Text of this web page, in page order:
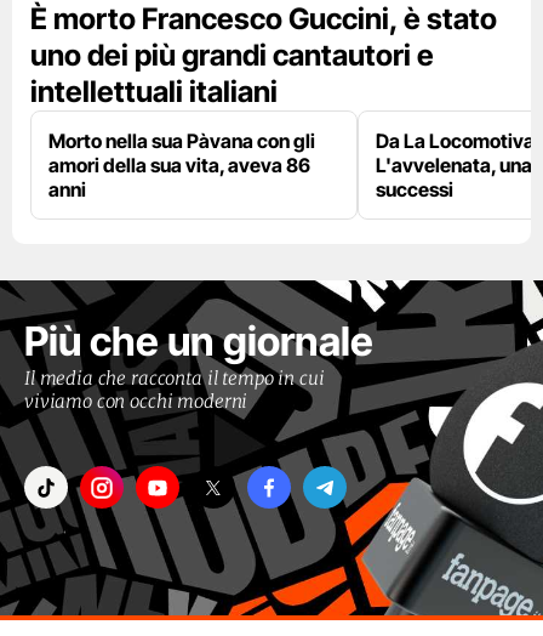
È morto Francesco Guccini, è stato
uno dei più grandi cantautori e
intellettuali italiani
Morto nella sua Pàvana con gli
amori della sua vita, aveva 86
anni
Da La Locomotiva
L'avvelenata, una
successi
Più che un giornale
Il media che racconta il tempo in cui
viviamo con occhi moderni